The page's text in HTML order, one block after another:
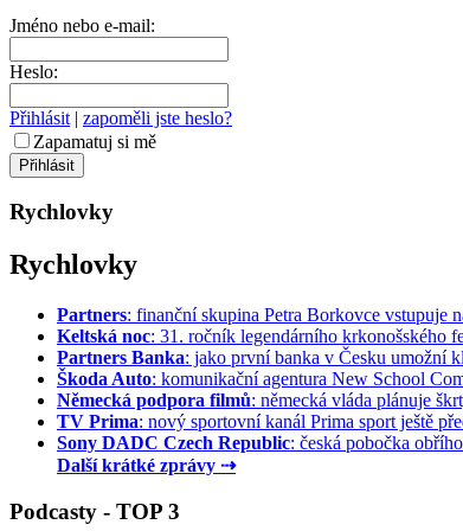
Jméno nebo e-mail:
Heslo:
Přihlásit | zapoměli jste heslo?
Zapamatuj si mě
Rychlovky
Rychlovky
Partners: finanční skupina Petra Borkovce vstupuje
Keltská noc: 31. ročník legendárního krkonošského
Partners Banka: jako první banka v Česku umožní
Škoda Auto: komunikační agentura New School
Německá podpora filmů: německá vláda plánuje
TV Prima: nový sportovní kanál Prima sport ještě
Sony DADC Czech Republic: česká pobočka
Další krátké zprávy ⇢
Podcasty - TOP 3